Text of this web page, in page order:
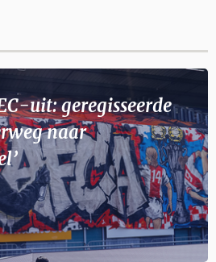
uit: geregisseerde
naar